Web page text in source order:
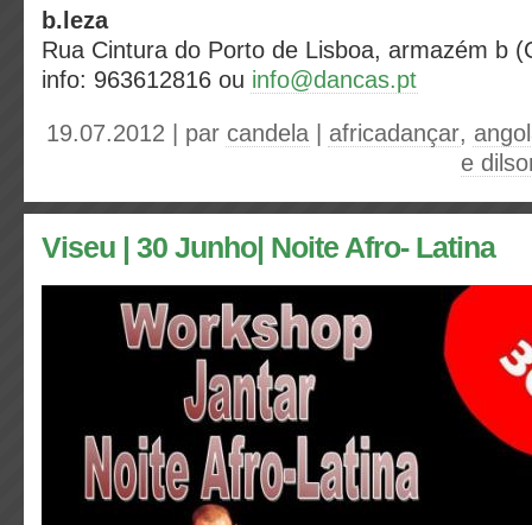
b.leza
Rua Cintura do Porto de Lisboa, armazém b
info: 963612816 ou info@dancas.pt
19.07.2012 | par candela africadançar,
e
Viseu | 30 Junho| Noite Afro- Latina